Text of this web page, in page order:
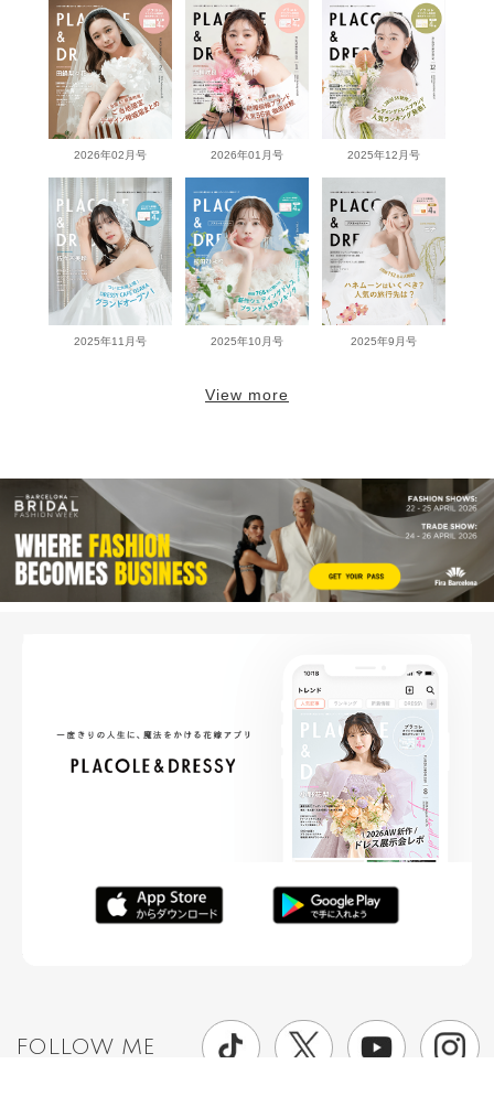
2026年02月号 2026年01月号 2025年12月号
2025年11月号 2025年10月号 2025年9月号
View more
FOLLOW ME